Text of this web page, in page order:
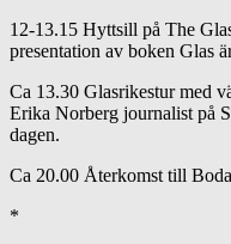
12-13.15 Hyttsill på The
presentation av boken Glas
Ca 13.30 Glasrikestur med
Erika Norberg journalist på
dagen.
Ca 20.00 Återkomst till Boda
*